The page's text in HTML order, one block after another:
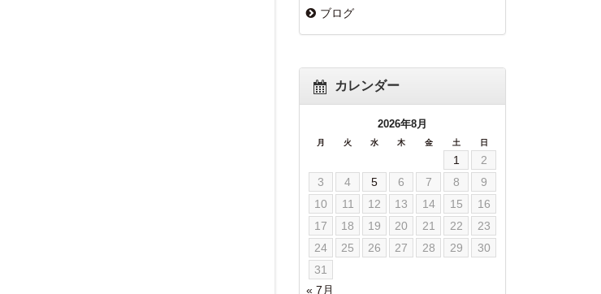
ブログ
カレンダー
2026年8月
月 火 水 木 金 土 日
1
2
3
4 5 6 7 8
9
10
11 12 13 14 15
16
17
18 19 20 21 22
23
24
25 26 27 28 29
30
31
« 7月